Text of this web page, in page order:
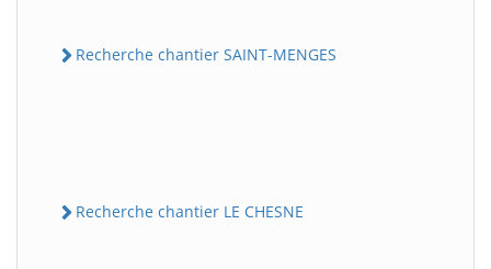
Recherche chantier SAINT-MENGES
Recherche chantier LE CHESNE